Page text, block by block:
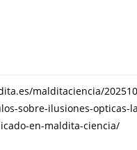
malditaciencia/
sobre-ilusiones-opticas-
en-maldita-ciencia/